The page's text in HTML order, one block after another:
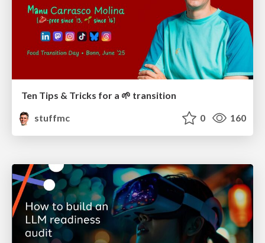
Ten Tips & Tricks for a 🌱 transition
stuffmc
0 160